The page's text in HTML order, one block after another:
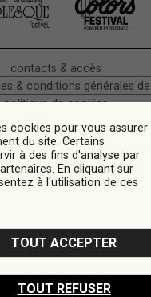
contacts & accès
& conditions générales
politique de cookies
• Bas-Rhin Alsace •
Strasbourg
ils peuvent varier en
BAGAGERIE
cookies pour vous assurer
du site. Certains
à des fins d'analyse par
En cliquant sur
à l'utilisation de ces
TOUT ACCEPTER
TOUT REFUSER